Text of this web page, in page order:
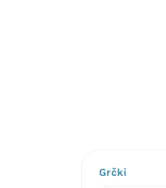
Grčki